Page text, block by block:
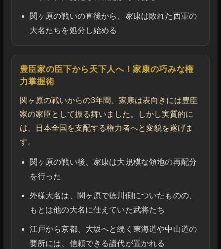
関ヶ原の戦いの直後から、家康は敗れた西軍の
大名たちを処分し始める
豊臣家の臣下から天下人へ！家康の巧みな権
力掌握術
関ヶ原の戦いからの3年間、家康は表向きには豊臣
家の家臣として振る舞いました。しかし実質的に
は、日本全国を支配する権力者へと変貌を遂げま
す。
関ヶ原の戦い後、家康は大規模な領地の再配分
を行った
外様大名は、関ヶ原で徳川側についたものの、
もとは他の大名に仕えていた武将たち
江戸から京都、大坂へと続く東海道や中山道の
要所には、信頼できる譜代が置かれる